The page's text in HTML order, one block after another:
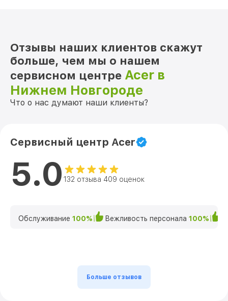
Отзывы наших клиентов скажут
больше, чем мы о нашем
сервисном центре Acer в
Нижнем Новгороде
Что о нас думают наши клиенты?
Сервисный центр Acer
5.0 132 отзыва 409 оценок
Обслуживание 100% Вежливость персонала 100%
Больше отзывов